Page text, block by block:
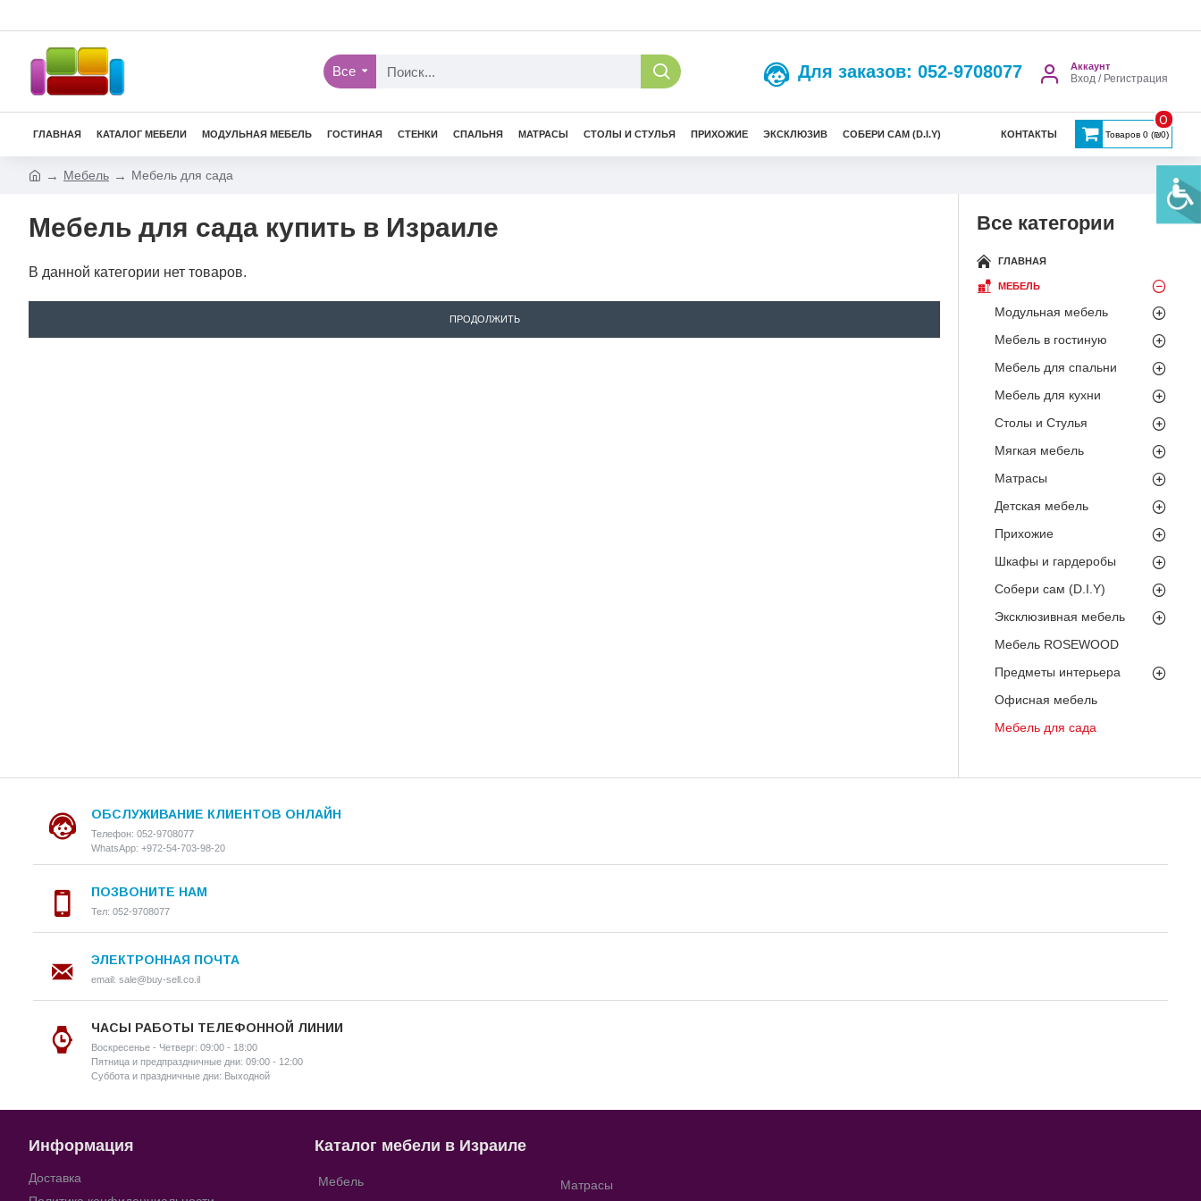
Все Для заказов: 052-9708077 Аккаунт
Вход / Регистрация
ГЛАВНАЯ КАТАЛОГ МЕБЕЛИ МОДУЛЬНАЯ МЕБЕЛЬ ГОСТИНАЯ СТЕНКИ СПАЛЬНЯ МАТРАСЫ СТОЛЫ И СТУЛЬЯ ПРИХОЖИЕ ЭКСКЛЮЗИВ СОБЕРИ САМ (D.I.Y) КОНТАКТЫ Товаров 0 (₪0)
0
Мебель Мебель для сада
Мебель для сада купить в Израиле
В данной категории нет товаров.
ПРОДОЛЖИТЬ
Все категории
ГЛАВНАЯ
МЕБЕЛЬ
Модульная мебель
Мебель в гостиную
Мебель для спальни
Мебель для кухни
Столы и Стулья
Мягкая мебель
Матрасы
Детская мебель
Прихожие
Шкафы и гардеробы
Собери сам (D.I.Y)
Эксклюзивная мебель
Мебель ROSEWOOD
Предметы интерьера
Офисная мебель
Мебель для сада
ОБСЛУЖИВАНИЕ КЛИЕНТОВ ОНЛАЙН
Телефон: 052-9708077
WhatsApp: +972-54-703-98-20
ПОЗВОНИТЕ НАМ
Тел: 052-9708077
ЭЛЕКТРОННАЯ ПОЧТА
email: sale@buy-sell.co.il
ЧАСЫ РАБОТЫ ТЕЛЕФОННОЙ ЛИНИИ
Воскресенье - Четверг: 09:00 - 18:00
Пятница и предпраздничные дни: 09:00 - 12:00
Суббота и праздничные дни: Выходной
Информация
Доставка
Каталог мебели в Израиле
Мебель
Матрасы